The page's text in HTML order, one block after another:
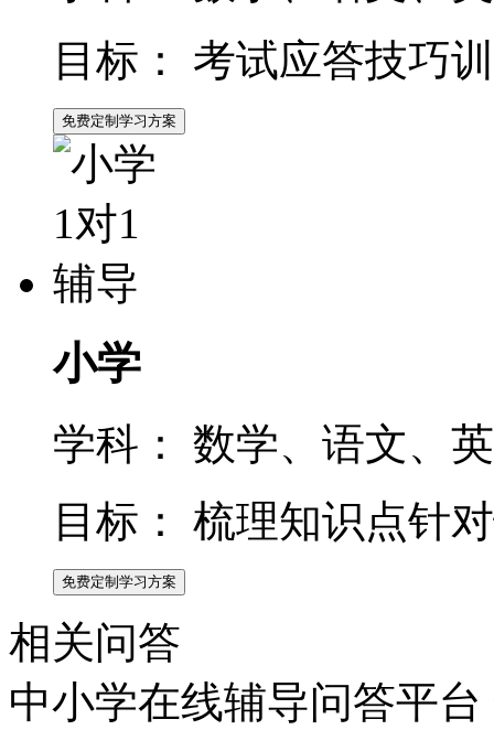
目标：
考试应答技巧
免费定制学习方案
小学
学科：
数学、语文、
目标：
梳理知识点针
免费定制学习方案
相关问答
中小学在线辅导问答平